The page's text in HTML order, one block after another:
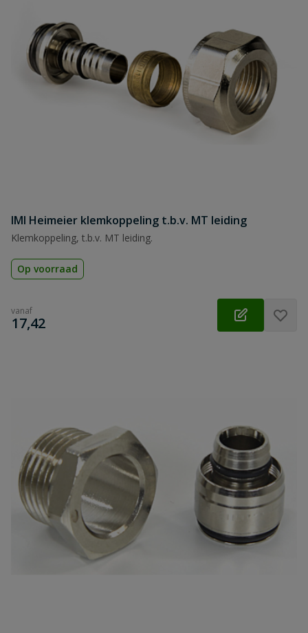
IMI Heimeier klemkoppeling t.b.v. MT leiding
Klemkoppeling, t.b.v. MT leiding.
Op voorraad
vanaf
€
17,42